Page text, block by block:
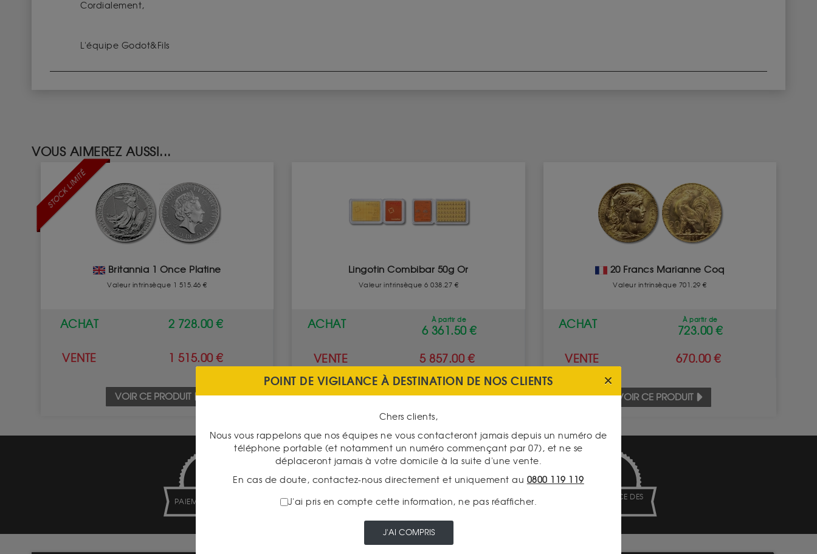
Cordialement,
L'équipe Godot&Fils
VOUS AIMEREZ AUSSI...
STOCK LIMITÉ
Britannia 1 Once Platine
Valeur intrinsèque 1 515.46 €
ACHAT 2 728.00 €
VENTE 1 515.00 €
VOIR CE PRODUIT
Lingotin Combibar 50g Or
Valeur intrinsèque 6 038.27 €
ACHAT À partir de
6 361.50 €
VENTE 5 857.00 €
VOIR CE PRODUIT
20 Francs Marianne Coq
Valeur intrinsèque 701.29 €
ACHAT À partir de
723.00 €
VENTE 670.00 €
VOIR CE PRODUIT
PAIEMENT SECURISÉ LIVRAISON ASSURÉE
TRANSPARENCE DES
POINT DE VIGILANCE À DESTINATION DE NOS CLIENTS
Chers clients,
Nous vous rappelons que nos équipes ne vous contacteront jamais depuis un numéro de
téléphone portable (et notamment un numéro commençant par 07), et ne se
déplaceront jamais à votre domicile à la suite d'une vente.
En cas de doute, contactez-nous directement et uniquement au 0800 119 119
J'ai pris en compte cette information, ne pas réafficher.
J'AI COMPRIS